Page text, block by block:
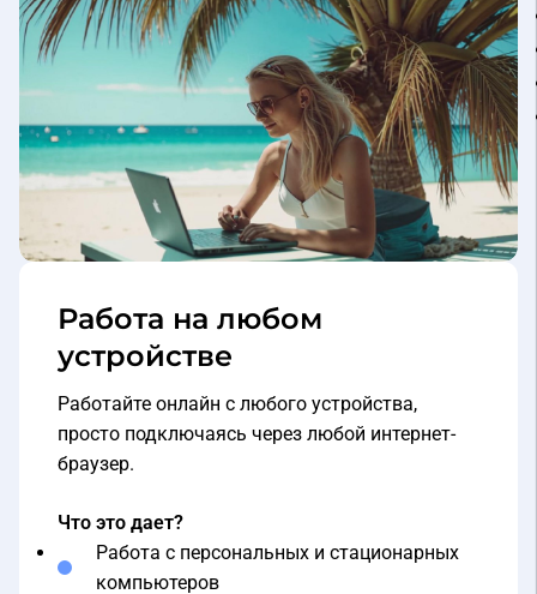
устройстве
Работайте онлайн с любого устройства,
просто подключаясь через любой интернет-
браузер.
Работа с персональных и стационарных
компьютеров
Работа с любых мобильных устройств и